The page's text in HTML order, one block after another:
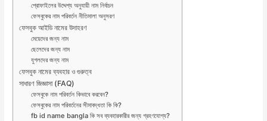
প্রোফাইলের উদ্দেশ্য অনুযায়ী নাম নির্বাচন
ফেসবুকের নাম পরিবর্তন নীতিমালা অনুসরণ
ফেসবুক আইডি নামের উদাহরণ
মেয়েদের জন্য নাম
ছেলেদের জন্য নাম
যুগলদের জন্য নাম
ফেসবুক নামের ব্যবহার ও গুরুত্ব
সাধারণ জিজ্ঞাসা (FAQ)
ফেসবুকে নাম পরিবর্তন কিভাবে করবেন?
ফেসবুকের নাম পরিবর্তনের সীমাবদ্ধতা কি কি?
fb id name bangla কি সব ব্যবহারকারীর জন্য গ্রহণযোগ্য?